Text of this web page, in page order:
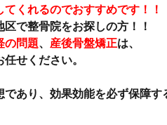
くれるのでおすすめです！！
で整骨院をお探しの方！！
の問題、 産後骨盤矯正は、
任せください。
あり、効果効能を必ず保障す